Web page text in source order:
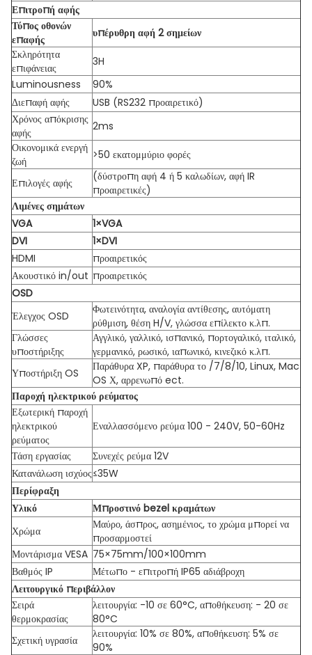
Επιτροπή αφής
Τύπος οθονών
επαφής
υπέρυθρη αφή 2 σημείων
Σκληρότητα
επιφάνειας
3H
Luminousness
90%
Διεπαφή αφής
USB (RS232 προαιρετικό)
Χρόνος απόκρισης
αφής
2ms
Οικονομικά ενεργή
ζωή
>50 εκατομμύριο φορές
Επιλογές αφής
(δύστροπη αφή 4 ή 5 καλωδίων, αφή IR
προαιρετικές)
Λιμένες σημάτων
VGA
1×VGA
DVI
1×DVI
HDMI
προαιρετικός
Ακουστικό in/out προαιρετικός
OSD
Έλεγχος OSD
Φωτεινότητα, αναλογία αντίθεσης, αυτόματη
ρύθμιση, θέση H/V, γλώσσα επίλεκτο κ.λπ.
Γλώσσες
υποστήριξης
Αγγλικό, γαλλικό, ισπανικό, πορτογαλικό, ιταλικό,
γερμανικό, ρωσικό, ιαπωνικό, κινεζικό κ.λπ.
Υποστήριξη OS
Παράθυρα XP, παράθυρα το /7/8/10, Linux, Mac
OS Χ, αρρενωπό ect.
Παροχή ηλεκτρικού ρεύματος
Εξωτερική παροχή
ηλεκτρικού
ρεύματος
Εναλλασσόμενο ρεύμα 100 - 240V, 50-60Hz
Τάση εργασίας
Συνεχές ρεύμα 12V
Κατανάλωση ισχύος≤35W
Περίφραξη
Υλικό
Μπροστινό bezel κραμάτων
Χρώμα
Μαύρο, άσπρος, ασημένιος, το χρώμα μπορεί να
προσαρμοστεί
Μοντάρισμα VESA 75×75mm/100×100mm
Βαθμός IP
Μέτωπο - επιτροπή IP65 αδιάβροχη
Λειτουργικό περιβάλλον
Σειρά
θερμοκρασίας
λειτουργία: -10 σε 60°C, αποθήκευση: - 20 σε
80°C
Σχετική υγρασία
λειτουργία: 10% σε 80%, αποθήκευση: 5% σε
90%